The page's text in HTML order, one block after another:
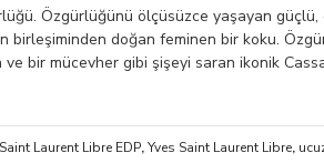
Özgürlüğünü ölçüsüzce yaşayan
birleşiminden doğan feminen bir koku.
bir mücevher gibi şişeyi saran ikonik
Laurent Libre EDP, Yves Saint Laurent Libre,